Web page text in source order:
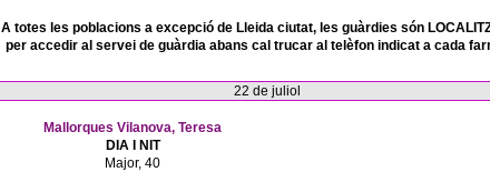
A totes les poblacions a excepció de Lleida ciutat, les guàrdies són
per accedir al servei de guàrdia abans cal trucar al telèfon indicat a cada
22 de juliol
Mallorques Vilanova, Teresa
DIA I NIT
Major, 40